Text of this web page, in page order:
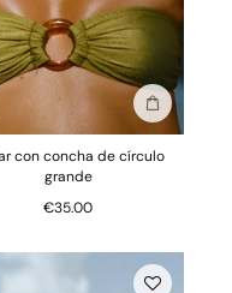
Añadir a la
con concha de círculo
grande
€35.00